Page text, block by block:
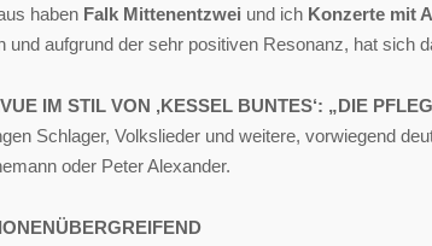
haben Falk Mittenentzwei und ich Konzerte mit
und aufgrund der sehr positiven Resonanz, hat sich
IM STIL VON ‚KESSEL BUNTES‘: „DIE
Schlager, Volkslieder und weitere, vorwiegend
oder Peter Alexander.